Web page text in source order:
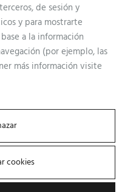
de sesión y
y para mostrarte
a la información
(por ejemplo, las
más información visite
cookies